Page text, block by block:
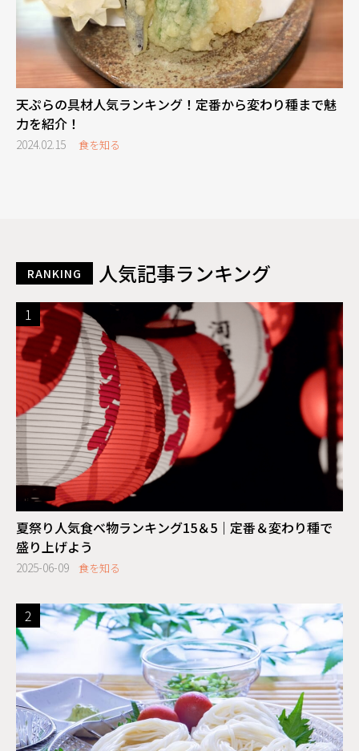
天ぷらの具材人気ランキング！定番から変わり種まで魅
力を紹介！
2024.02.15 食を知る
RANKING 人気記事ランキング
夏祭り人気食べ物ランキング15＆5｜定番＆変わり種で
盛り上げよう
2025-06-09 食を知る